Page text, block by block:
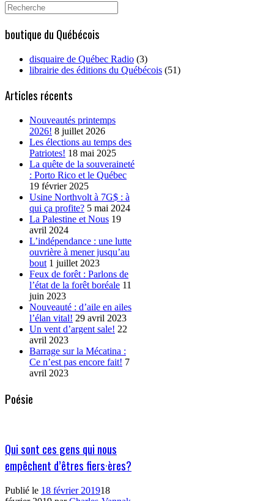
Search
for:
boutique du Québécois
disquaire de Québec Radio (3)
librairie des éditions du Québécois (51)
Articles récents
Nouveautés printemps
2026! 8 juillet 2026
Les élections au temps des
Patriotes! 18 mai 2025
La quête de la souveraineté
: Porto Rico et le Québec
19 février 2025
Usine Northvolt à 7G$ : à
qui ça profite? 5 mai 2024
La Palestine et Nous 19
avril 2024
L’indépendance : une lutte
ouvrière à mener jusqu’au
bout 1 juillet 2023
Feux de forêt : Parlons de
l’état de la forêt boréale 11
juin 2023
Nouveauté : d’aile en ailes
l’élan vital! 29 avril 2023
Un vent d’argent sale! 22
avril 2023
Barrage sur la Mécatina :
Ce n’est pas encore fait! 7
avril 2023
Poésie
Qui sont ces gens qui nous
empêchent d’êtres fiers·ères?
Publié le 18 février 201918